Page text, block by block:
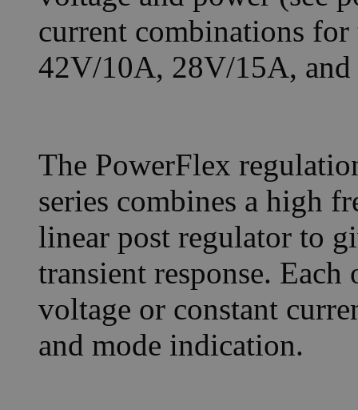
current combinations
42V/10A, 28V/15A,
The PowerFlex
series combines a high
linear post regulator to
transient response.
voltage or constant
and mode indication.